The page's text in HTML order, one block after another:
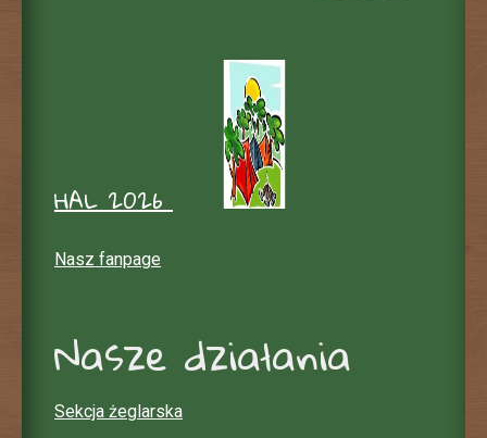
HAL 2026
Nasz fanpage
Nasze działania
Sekcja żeglarska